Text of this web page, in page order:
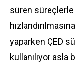
süren süreçlerle
yaparken ÇED
kullanılıyor asla